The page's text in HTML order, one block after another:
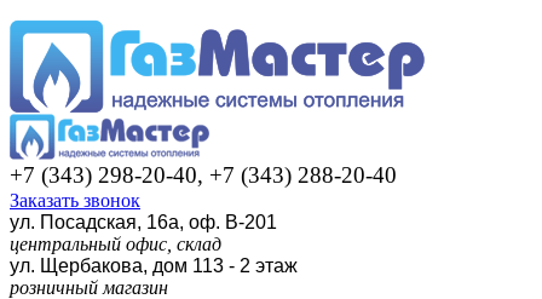
+7 (343) 298-20-40, +7 (343) 288-20-40
Заказать звонок
ул. Посадская, 16а, оф. В-201
центральный офис, склад
ул. Щербакова, дом 113 - 2 этаж
розничный магазин